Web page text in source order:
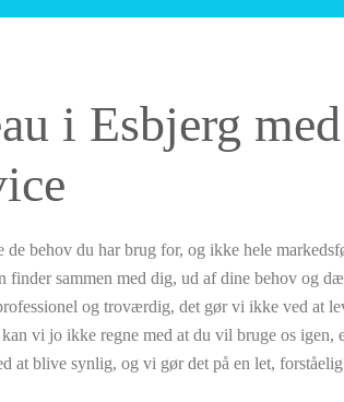
i Esbjerg
behov du har brug for, og ikke hele
finder sammen med dig, ud af dine behov og
og troværdig, det gør vi ikke ved at
vi jo ikke regne med at du vil bruge os
at blive synlig, og vi gør det på en let, forståelig